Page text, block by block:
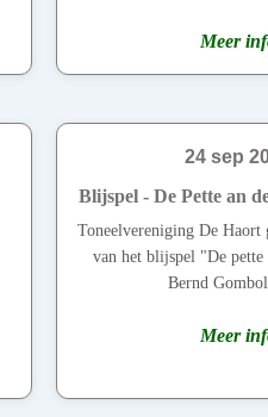
Meer
24 sep
Blijspel - De Pette an
Toneelvereniging De Haort
van het blijspel "De
Bernd
Meer